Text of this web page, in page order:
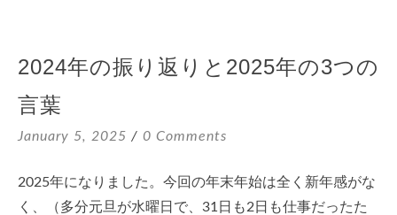
2024年の振り返りと2025年の3つの
言葉
January 5, 2025 0 Comments
2025年になりました。今回の年末年始は全く新年感がな
く、（多分元旦が水曜日で、31日も2日も仕事だったた